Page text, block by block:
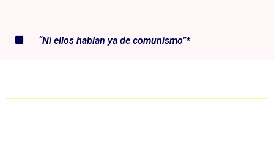
“Ni ellos hablan ya de comunismo”*